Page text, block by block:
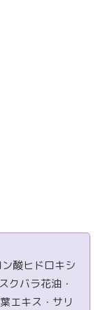
酸ヒドロキシ
クバラ花油・
エキス・サリ